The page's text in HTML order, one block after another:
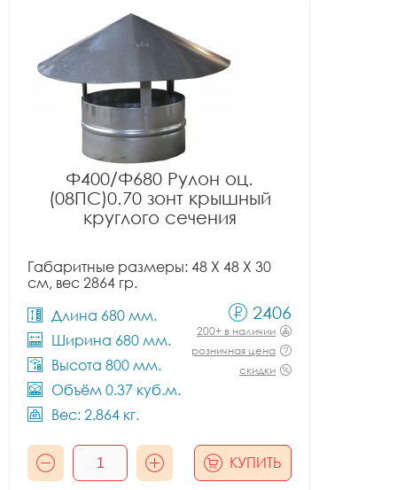
Ф400/Ф680 Рулон оц.
(08ПС)0.70 зонт крышный
круглого сечения
Габаритные размеры: 48 X 48 X 30
см, вес 2864 гр.
Длина 680 мм.
Ширина 680 мм.
Высота 800 мм.
Объём 0.37 куб.м.
Вес: 2.864 кг.
2406
200+ в наличии
розничная цена
скидки
КУПИТЬ